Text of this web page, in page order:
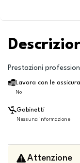
Prestazioni
Lavora con le
No
Gabinetti
Nessuna informazione
Attenzione